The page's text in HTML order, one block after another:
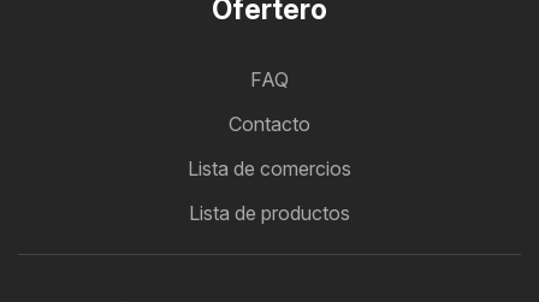
Ofertero
FAQ
Contacto
Lista de comercios
Lista de productos